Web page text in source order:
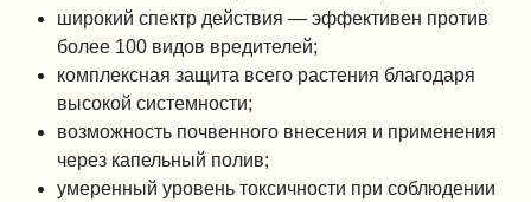
широкий спектр действия — эффективен против
более 100 видов вредителей;
комплексная защита всего растения благодаря
высокой системности;
возможность почвенного внесения и применения
через капельный полив;
умеренный уровень токсичности при соблюдении